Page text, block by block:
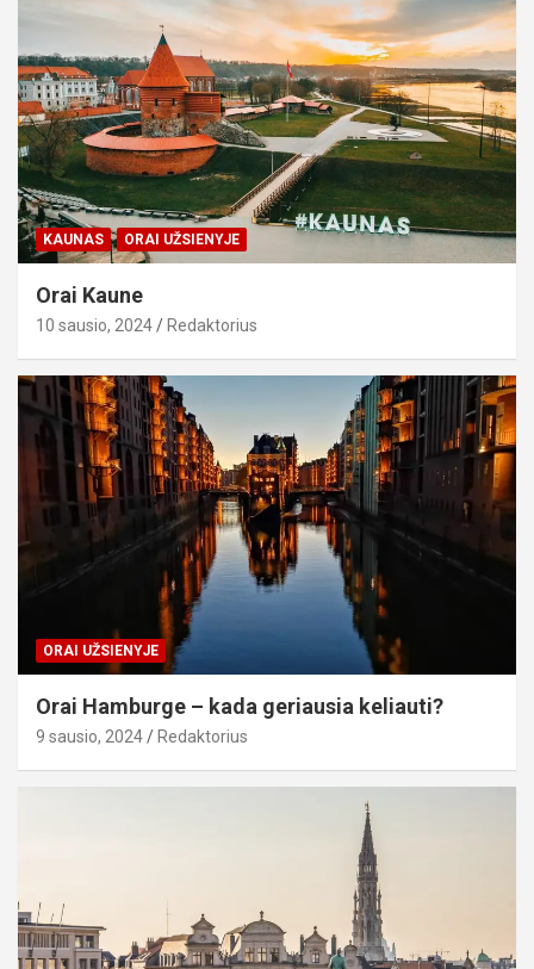
KAUNAS ORAI UŽSIENYJE
Orai Kaune
10 sausio, 2024 Redaktorius
ORAI UŽSIENYJE
Orai Hamburge – kada geriausia keliauti?
9 sausio, 2024 Redaktorius